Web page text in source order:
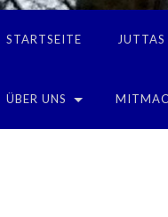
STARTSEITE
ÜBER UNS